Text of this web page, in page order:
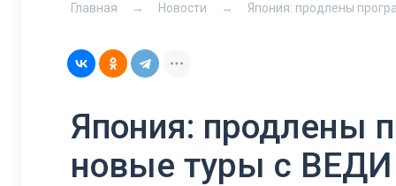
Главная Новости Япония: продлены
Япония: продлены
новые туры с ВЕДИ